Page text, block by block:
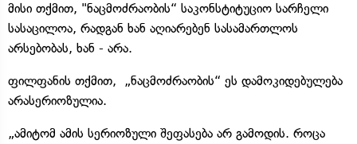
მისი თქმით, "ნაცმოძრაობის“ საკონსტიტუციო სარჩელი
სასაცილოა, რადგან ხან აღიარებენ სასამართლოს
არსებობას, ხან - არა.
ფილფანის თქმით, „ნაცმოძრაობის“ ეს დამოკიდებულება
არასერიოზულია.
„ამიტომ ამის სერიოზული შეფასება არ გამოდის. როცა